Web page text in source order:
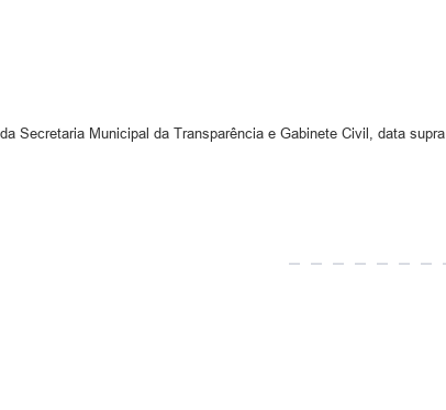
Secretaria Municipal da Transparência e Gabinete Civil, data supra.